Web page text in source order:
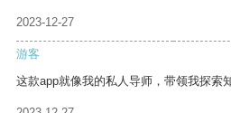
2023-12-27
游客
这款app就像我的私人导师，带领我探索